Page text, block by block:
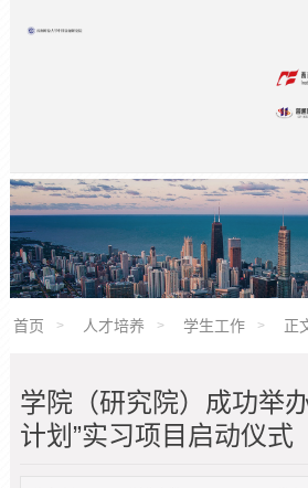
首页 人才培养 学生工作 正
学院（研究院）成功举
计划”实习项目启动仪式